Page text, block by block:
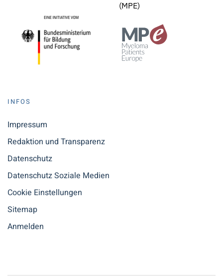
(MPE)
INFOS
Impressum
Redaktion und Transparenz
Datenschutz
Datenschutz Soziale Medien
Cookie Einstellungen
Sitemap
Anmelden